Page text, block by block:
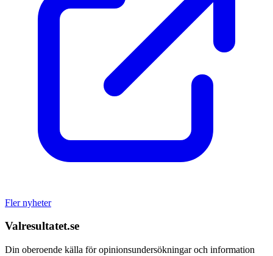
Fler nyheter
Valresultatet.se
Din oberoende källa för opinionsundersökningar och information